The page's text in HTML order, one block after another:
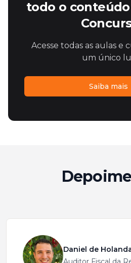
todo o
Acesse todas as aulas e
um único
Saiba mais
Daniel de